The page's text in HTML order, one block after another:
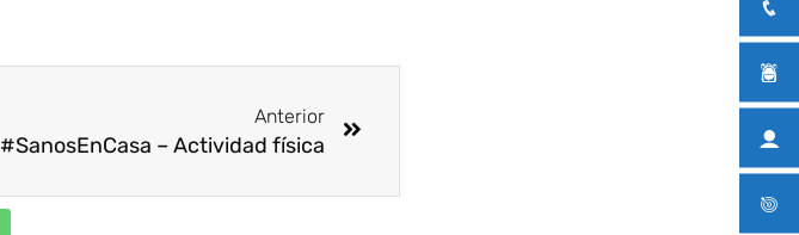
Anterior
#SanosEnCasa – Actividad física